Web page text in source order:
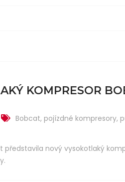
KOMPRESOR
Bobcat, pojízdné kompresory,
představila nový vysokotlaký